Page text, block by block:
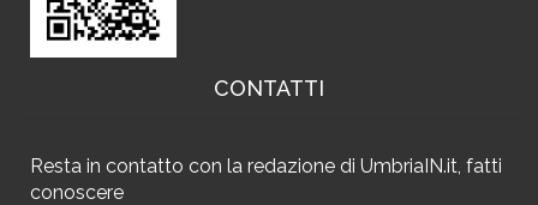
CONTATTI
Resta in contatto con la redazione di UmbriaIN.it, fatti
conoscere